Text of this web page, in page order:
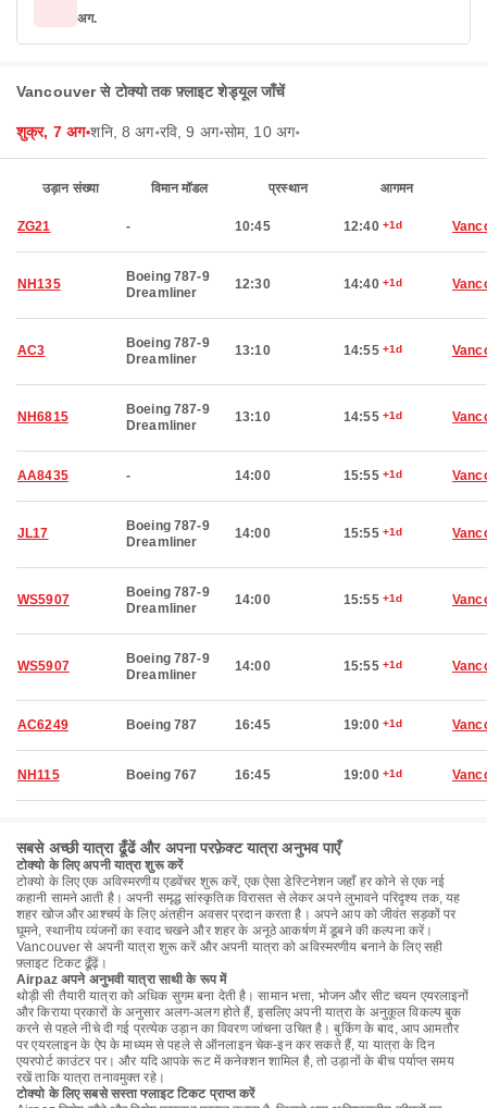
अग.
Vancouver से टोक्यो तक फ़्लाइट शेड्यूल जाँचें
शुक्र, 7 अग॰शनि, 8 अग॰रवि, 9 अग॰सोम, 10 अग॰
उड़ान संख्या विमान मॉडल प्रस्थान आगमन
ZG21 - 10:45 12:40 +1d
NH135
Boeing 787-9
Dreamliner
12:30 14:40 +1d
AC3
Boeing 787-9
Dreamliner
13:10 14:55 +1d
NH6815
Boeing 787-9
Dreamliner
13:10 14:55 +1d
AA8435 - 14:00 15:55 +1d
JL17
Boeing 787-9
Dreamliner
14:00 15:55 +1d
WS5907
Boeing 787-9
Dreamliner
14:00 15:55 +1d
WS5907
Boeing 787-9
Dreamliner
14:00 15:55 +1d
AC6249 Boeing 787 16:45 19:00 +1d
NH115 Boeing 767 16:45 19:00 +1d
सबसे अच्छी यात्रा ढूँढें और अपना परफ़ेक्ट यात्रा अनुभव पाएँ
टोक्यो के लिए अपनी यात्रा शुरू करें
टोक्यो के लिए एक अविस्मरणीय एडवेंचर शुरू करें, एक ऐसा डेस्टिनेशन जहाँ हर कोने से एक नई
कहानी सामने आती है। अपनी समृद्ध सांस्कृतिक विरासत से लेकर अपने लुभावने परिदृश्य तक, यह
शहर खोज और आश्चर्य के लिए अंतहीन अवसर प्रदान करता है। अपने आप को जीवंत सड़कों पर
घूमने, स्थानीय व्यंजनों का स्वाद चखने और शहर के अनूठे आकर्षण में डूबने की कल्पना करें।
Vancouver से अपनी यात्रा शुरू करें और अपनी यात्रा को अविस्मरणीय बनाने के लिए सही
फ़्लाइट टिकट ढूँढ़ें।
Airpaz अपने अनुभवी यात्रा साथी के रूप में
थोड़ी सी तैयारी यात्रा को अधिक सुगम बना देती है। सामान भत्ता, भोजन और सीट चयन एयरलाइनों
और किराया प्रकारों के अनुसार अलग-अलग होते हैं, इसलिए अपनी यात्रा के अनुकूल विकल्प बुक
करने से पहले नीचे दी गई प्रत्येक उड़ान का विवरण जांचना उचित है। बुकिंग के बाद, आप आमतौर
पर एयरलाइन के ऐप के माध्यम से पहले से ऑनलाइन चेक-इन कर सकते हैं, या यात्रा के दिन
एयरपोर्ट काउंटर पर। और यदि आपके रूट में कनेक्शन शामिल है, तो उड़ानों के बीच पर्याप्त समय
रखें ताकि यात्रा तनावमुक्त रहे।
टोक्यो के लिए सबसे सस्ता फ्लाइट टिकट प्राप्त करें